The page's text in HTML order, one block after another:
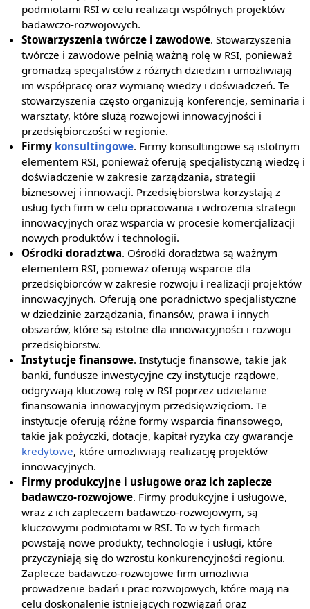
podmiotami RSI w celu realizacji wspólnych projektów
badawczo-rozwojowych.
Stowarzyszenia twórcze i zawodowe. Stowarzyszenia
twórcze i zawodowe pełnią ważną rolę w RSI, ponieważ
gromadzą specjalistów z różnych dziedzin i umożliwiają
im współpracę oraz wymianę wiedzy i doświadczeń. Te
stowarzyszenia często organizują konferencje, seminaria i
warsztaty, które służą rozwojowi innowacyjności i
przedsiębiorczości w regionie.
Firmy konsultingowe. Firmy konsultingowe są istotnym
elementem RSI, ponieważ oferują specjalistyczną wiedzę i
doświadczenie w zakresie zarządzania, strategii
biznesowej i innowacji. Przedsiębiorstwa korzystają z
usług tych firm w celu opracowania i wdrożenia strategii
innowacyjnych oraz wsparcia w procesie komercjalizacji
nowych produktów i technologii.
Ośrodki doradztwa. Ośrodki doradztwa są ważnym
elementem RSI, ponieważ oferują wsparcie dla
przedsiębiorców w zakresie rozwoju i realizacji projektów
innowacyjnych. Oferują one poradnictwo specjalistyczne
w dziedzinie zarządzania, finansów, prawa i innych
obszarów, które są istotne dla innowacyjności i rozwoju
przedsiębiorstw.
Instytucje finansowe. Instytucje finansowe, takie jak
banki, fundusze inwestycyjne czy instytucje rządowe,
odgrywają kluczową rolę w RSI poprzez udzielanie
finansowania innowacyjnym przedsięwzięciom. Te
instytucje oferują różne formy wsparcia finansowego,
takie jak pożyczki, dotacje, kapitał ryzyka czy gwarancje
kredytowe, które umożliwiają realizację projektów
innowacyjnych.
Firmy produkcyjne i usługowe oraz ich zaplecze
badawczo-rozwojowe. Firmy produkcyjne i usługowe,
wraz z ich zapleczem badawczo-rozwojowym, są
kluczowymi podmiotami w RSI. To w tych firmach
powstają nowe produkty, technologie i usługi, które
przyczyniają się do wzrostu konkurencyjności regionu.
Zaplecze badawczo-rozwojowe firm umożliwia
prowadzenie badań i prac rozwojowych, które mają na
celu doskonalenie istniejących rozwiązań oraz